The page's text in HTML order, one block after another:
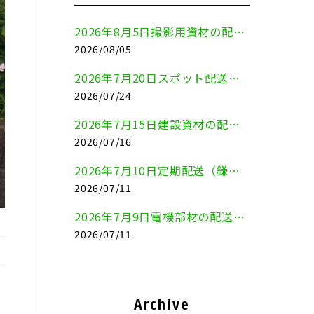
2026年8月5日撮影用資材の配送（鎌倉市⇒港区）
2026/08/05
2026年7月20日スポット配送（横浜市金沢区⇒愛知県豊川市）
2026/07/24
2026年7月15日建設資材の配送（横浜市金沢区⇒横須賀市）
2026/07/16
2026年7月10日定期配送（鎌倉市⇔大田区）
2026/07/11
2026年7月9日電機部材の配送（横浜市戸塚区⇒品川区）
2026/07/11
Archive